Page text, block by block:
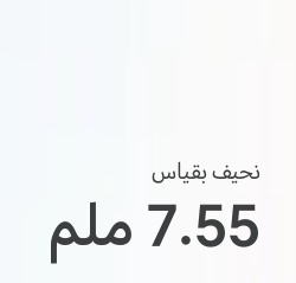
نحيف بقياس
7.55 ملم